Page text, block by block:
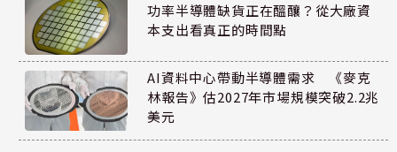
功率半導體缺貨正在醞釀？從大廠資
本支出看真正的時間點
AI資料中心帶動半導體需求 《麥克
林報告》估2027年市場規模突破2.2兆
美元